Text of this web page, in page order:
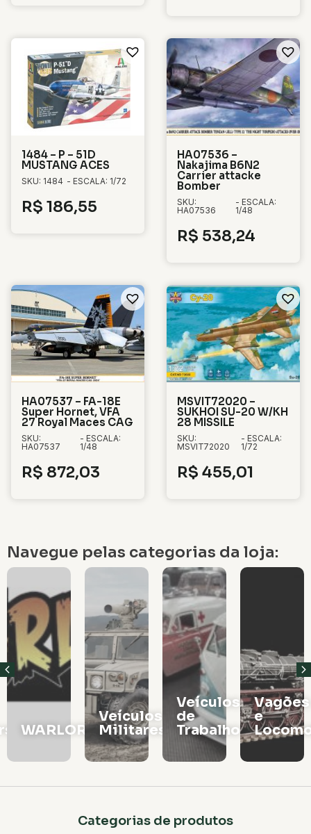
1484 – P – 51D
MUSTANG ACES
SKU: 1484 - ESCALA: 1/72
R$ 186,55
HA07536 –
Nakajima B6N2
Carrier attacke
Bomber
SKU:
HA07536
- ESCALA:
1/48
R$ 538,24
HA07537 – FA-18E
Super Hornet, VFA
27 Royal Maces CAG
SKU:
HA07537
- ESCALA:
1/48
R$ 872,03
MSVIT72020 –
SUKHOI SU-20 W/KH
28 MISSILE
SKU:
MSVIT72020
- ESCALA:
1/72
R$ 455,01
Navegue pelas categorias da loja:
WARLORD
Veículos
Militares
Veículos
de
Trabalho
Vagões
e
Categorias de produtos